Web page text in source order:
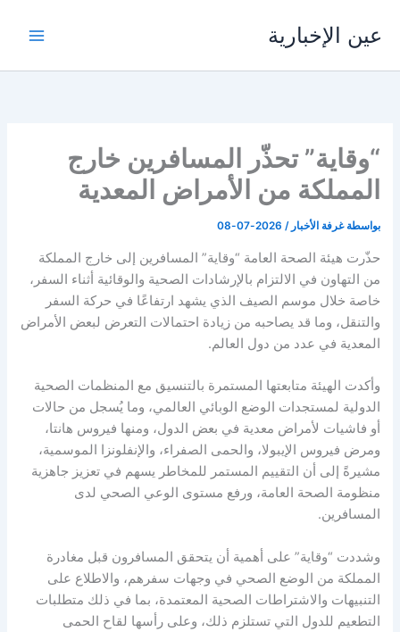
المحتوى
عين الإخبارية
“وقاية” تحذّر المسافرين خارج
المملكة من الأمراض المعدية
بواسطة غرفة الأخبار/
2026-07-08
حذّرت هيئة الصحة العامة “وقاية” المسافرين إلى خارج المملكة
من التهاون في الالتزام بالإرشادات الصحية والوقائية أثناء السفر،
خاصة خلال موسم الصيف الذي يشهد ارتفاعًا في حركة السفر
والتنقل، وما قد يصاحبه من زيادة احتمالات التعرض لبعض الأمراض
المعدية في عدد من دول العالم.
وأكدت الهيئة متابعتها المستمرة بالتنسيق مع المنظمات الصحية
الدولية لمستجدات الوضع الوبائي العالمي، وما يُسجل من حالات
أو فاشيات لأمراض معدية في بعض الدول، ومنها فيروس هانتا،
ومرض فيروس الإيبولا، والحمى الصفراء، والإنفلونزا الموسمية،
مشيرةً إلى أن التقييم المستمر للمخاطر يسهم في تعزيز جاهزية
منظومة الصحة العامة، ورفع مستوى الوعي الصحي لدى
المسافرين.
وشددت “وقاية” على أهمية أن يتحقق المسافرون قبل مغادرة
المملكة من الوضع الصحي في وجهات سفرهم، والاطلاع على
التنبيهات والاشتراطات الصحية المعتمدة، بما في ذلك متطلبات
التطعيم للدول التي تستلزم ذلك، وعلى رأسها لقاح الحمى